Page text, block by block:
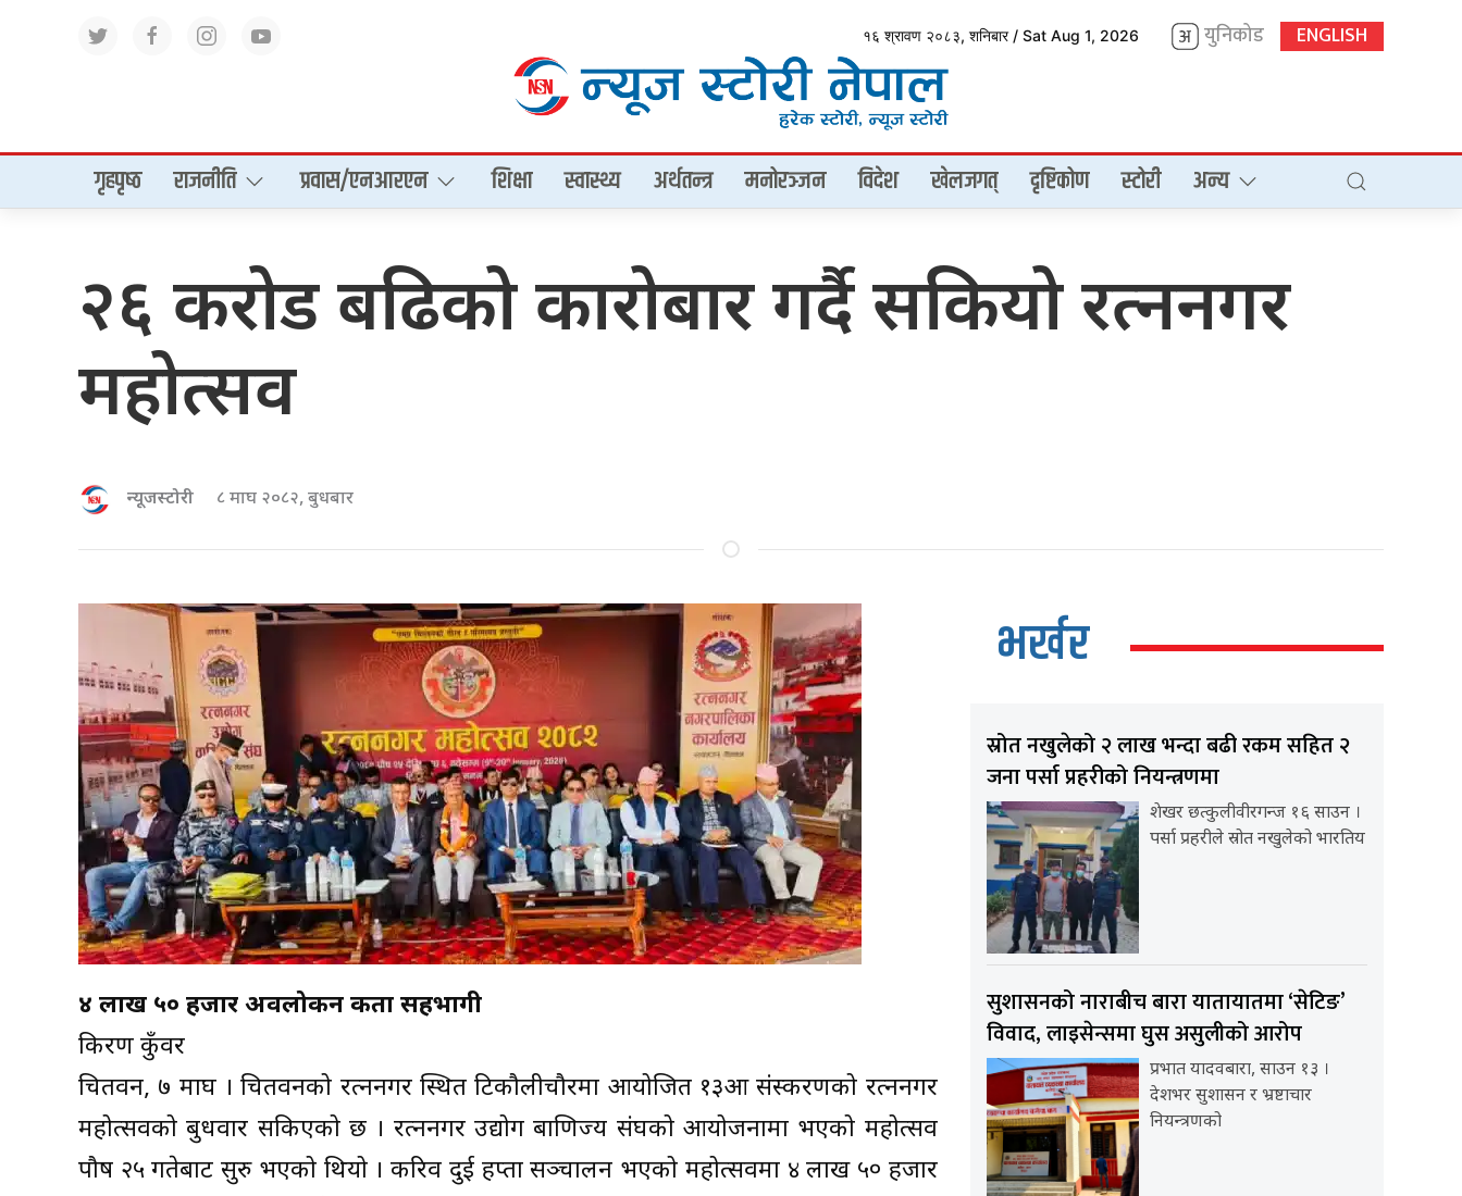
१६ श्रावण २०८३, शनिबार / Sat Aug 1, 2026 युनिकोड ENGLISH
गृहपृष्‍ठ राजनीति प्रवास/एनआरएन शिक्षा स्वास्थ्य अर्थतन्त्र मनोरञ्जन विदेश खेलजगत् दृष्टिकोण स्टोरी अन्य
२६ करोड बढिको कारोबार गर्दै सकियो रत्ननगर
महोत्सव
न्यूजस्टोरी ८ माघ २०८२, बुधबार
४ लाख ५० हजार अवलोकन कर्ता सहभागी
किरण कुँवर
चितवन, ७ माघ । चितवनको रत्ननगर स्थित टिकौलीचौरमा आयोजित १३औं संस्करणको रत्ननगर
महोत्सवको बुधवार सकिएको छ । रत्ननगर उद्योग बाणिज्य संघको आयोजनामा भएको महोत्सव
पौष २५ गतेबाट सुरु भएको थियो । करिव दुई हप्ता सञ्चालन भएको महोत्सवमा ४ लाख ५० हजार
भर्खर
स्रोत नखुलेको २ लाख भन्दा बढी रकम सहित २
जना पर्सा प्रहरीको नियन्त्रणमा
शेखर छत्कुलीवीरगन्ज १६ साउन ।
पर्सा प्रहरीले स्रोत नखुलेको भारतिय
सुशासनको नाराबीच बारा यातायातमा ‘सेटिङ’
विवाद, लाइसेन्समा घुस असुलीको आरोप
प्रभात यादवबारा, साउन १३ ।
देशभर सुशासन र भ्रष्टाचार
नियन्त्रणको